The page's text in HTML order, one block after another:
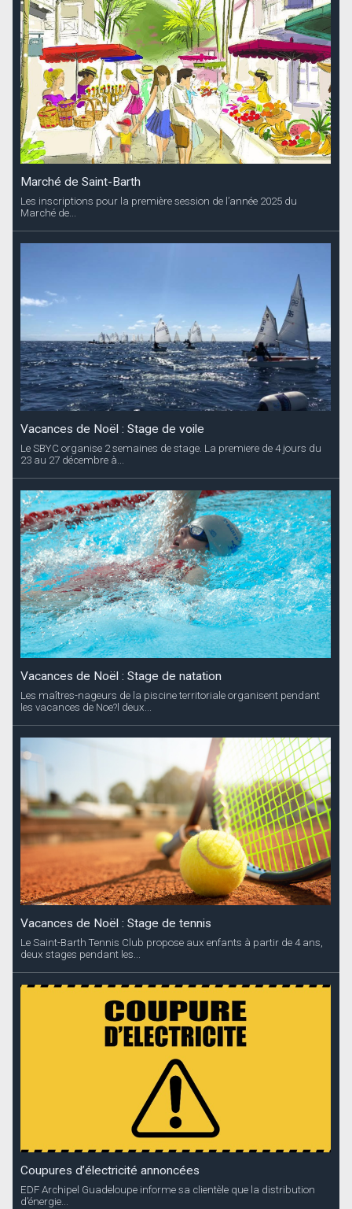
Marché de Saint-Barth
Les inscriptions pour la première session de l’année 2025 du
Marché de...
Vacances de Noël : Stage de voile
Le SBYC organise 2 semaines de stage. La premiere de 4 jours du
23 au 27 décembre à...
Vacances de Noël : Stage de natation
Les maîtres-nageurs de la piscine territoriale organisent pendant
les vacances de Noe?l deux...
Vacances de Noël : Stage de tennis
Le Saint-Barth Tennis Club propose aux enfants à partir de 4 ans,
deux stages pendant les...
Coupures d’électricité annoncées
EDF Archipel Guadeloupe informe sa clientèle que la distribution
d’énergie...